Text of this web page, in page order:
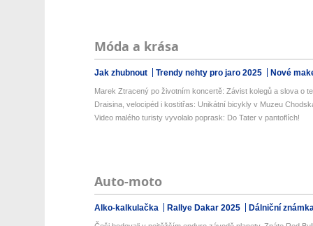
Móda a krása
Jak zhubnout Trendy nehty pro jaro 2025 Nové
Marek Ztracený po životním koncertě: Závist kolegů a slova o
Draisina, velocipéd i kostitřas: Unikátní bicykly v Muzeu
Video malého turisty vyvolalo poprask: Do Tater v pantoflích!
Auto-moto
Alko-kalkulačka Rallye Dakar 2025 Dálniční